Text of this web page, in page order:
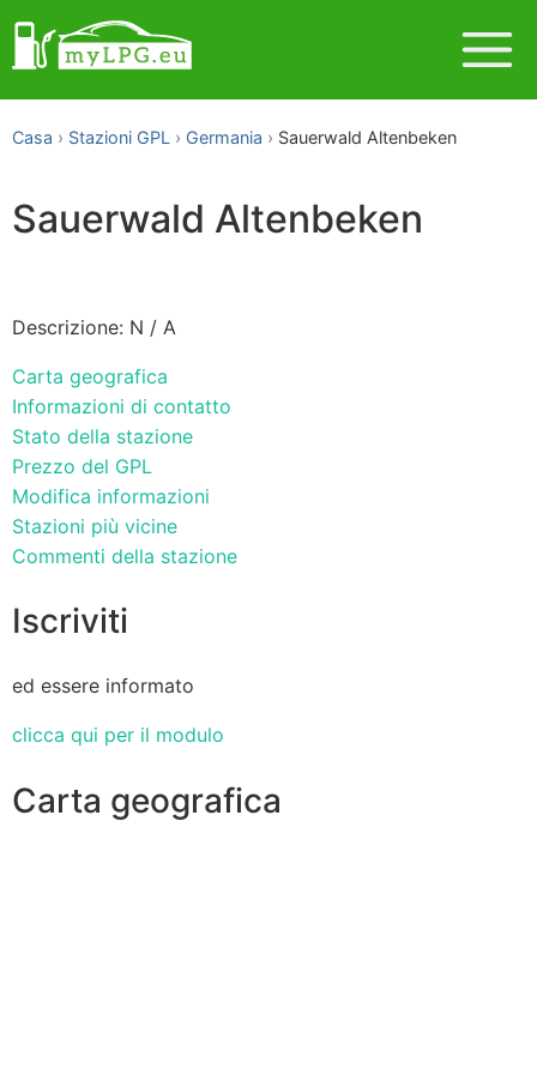
Casa Stazioni GPL Germania Sauerwald Altenbeken
Sauerwald Altenbeken
Descrizione: N / A
Carta geografica
Informazioni di contatto
Stato della stazione
Prezzo del GPL
Modifica informazioni
Stazioni più vicine
Commenti della stazione
Iscriviti
ed essere informato
clicca qui per il modulo
Carta geografica